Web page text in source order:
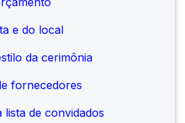
e do local
da cerimônia
fornecedores
lista de convidados